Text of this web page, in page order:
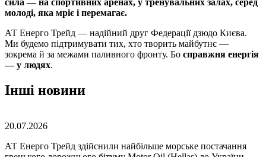
молоді, яка мріє і перемагає.
АТ Енерго Трейд — надійний друг Федерації дзюдо Києва.
Ми будемо підтримувати тих, хто творить майбутнє —
зокрема й за межами паливного фронту. Бо справжня енергія
— у людях.
Інші новини
20.07.2026
АТ Енерго Трейд здійснили найбільше морське постачання